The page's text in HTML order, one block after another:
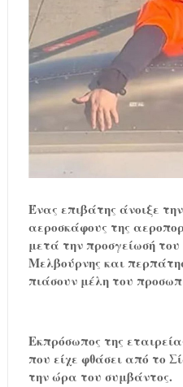
Ένας επιβάτης άνοιξε
αεροσκάφους της
μετά την προσγείωσή
Μελβούρνης και
πιάσουν μέλη του
Εκπρόσωπος της
που είχε φθάσει από το
την ώρα του συμβάντος.